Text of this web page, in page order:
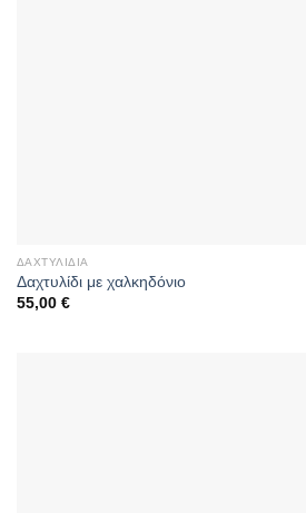
ΔΑΧΤΥΛΊΔΙΑ
Δαχτυλίδι με χαλκηδόνιο
55,00 €